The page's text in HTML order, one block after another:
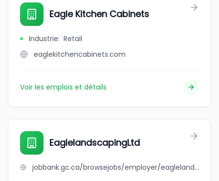
Eagle Kitchen Cabinets
Industrie: Retail
eaglekitchencabinets.com
Voir les emplois et détails
EaglelandscapingLtd
jobbank.gc.ca/browsejobs/employer/eaglelandscapingltd/ca